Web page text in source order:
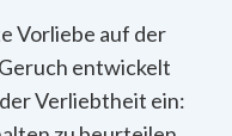
Vorliebe auf der
entwickelt
Verliebtheit ein: